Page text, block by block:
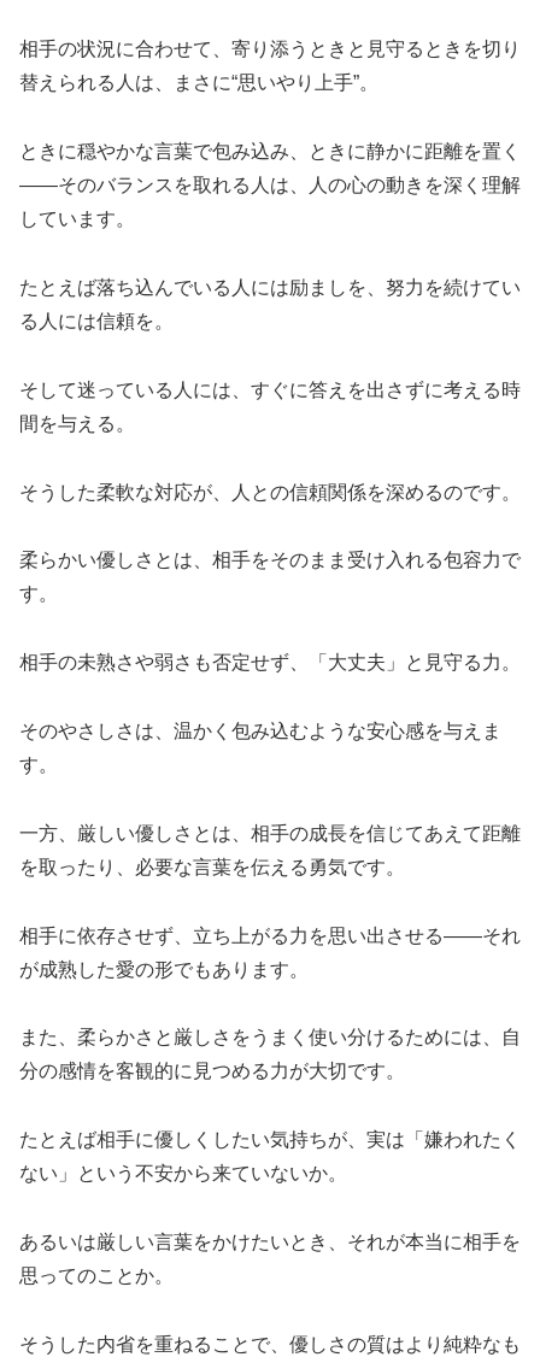
相手の状況に合わせて、寄り添うときと見守るときを切り
替えられる人は、まさに“思いやり上手”。
ときに穏やかな言葉で包み込み、ときに静かに距離を置く
――そのバランスを取れる人は、人の心の動きを深く理解
しています。
たとえば落ち込んでいる人には励ましを、努力を続けてい
る人には信頼を。
そして迷っている人には、すぐに答えを出さずに考える時
間を与える。
そうした柔軟な対応が、人との信頼関係を深めるのです。
柔らかい優しさとは、相手をそのまま受け入れる包容力で
す。
相手の未熟さや弱さも否定せず、「大丈夫」と見守る力。
そのやさしさは、温かく包み込むような安心感を与えま
す。
一方、厳しい優しさとは、相手の成長を信じてあえて距離
を取ったり、必要な言葉を伝える勇気です。
相手に依存させず、立ち上がる力を思い出させる――それ
が成熟した愛の形でもあります。
また、柔らかさと厳しさをうまく使い分けるためには、自
分の感情を客観的に見つめる力が大切です。
たとえば相手に優しくしたい気持ちが、実は「嫌われたく
ない」という不安から来ていないか。
あるいは厳しい言葉をかけたいとき、それが本当に相手を
思ってのことか。
そうした内省を重ねることで、優しさの質はより純粋なも